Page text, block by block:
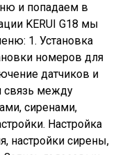
и попадаем в
KERUI G18 мы
1. Установка
номеров для
датчиков и
связь между
сиренами,
Настройка
настройки сирены,